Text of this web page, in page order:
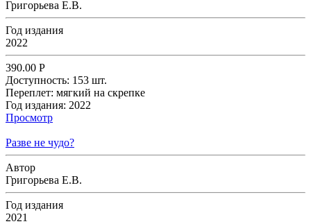
Григорьева Е.В.
Год издания
2022
390.00 Р
Доступность: 153 шт.
Переплет: мягкий на скрепке
Год издания: 2022
Просмотр
Разве не чудо?
Автор
Григорьева Е.В.
Год издания
2021